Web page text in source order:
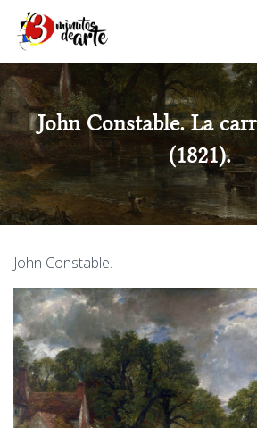
John Constable. La
(1821).
John Constable.